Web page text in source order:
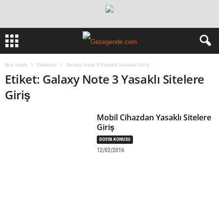
Ana sayfa Etiketler Galaxy Note 3 Yasaklı Sitelere Giriş
Etiket: Galaxy Note 3 Yasaklı Sitelere
Giriş
Mobil Cihazdan Yasaklı Sitelere
Giriş
DOSYA KONUSU
12/02/2016